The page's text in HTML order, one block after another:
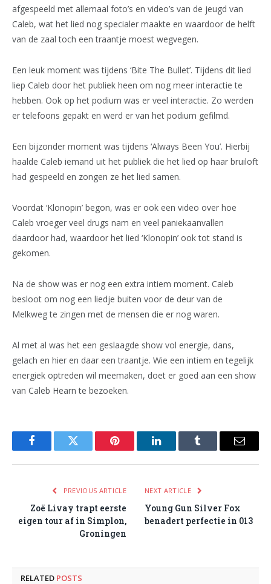
afgespeeld met allemaal foto’s en video’s van de jeugd van
Caleb, wat het lied nog specialer maakte en waardoor de helft
van de zaal toch een traantje moest wegvegen.
Een leuk moment was tijdens ‘Bite The Bullet’. Tijdens dit lied
liep Caleb door het publiek heen om nog meer interactie te
hebben. Ook op het podium was er veel interactie. Zo werden
er telefoons gepakt en werd er van het podium gefilmd.
Een bijzonder moment was tijdens ‘Always Been You’. Hierbij
haalde Caleb iemand uit het publiek die het lied op haar bruiloft
had gespeeld en zongen ze het lied samen.
Voordat ‘Klonopin’ begon, was er ook een video over hoe
Caleb vroeger veel drugs nam en veel paniekaanvallen
daardoor had, waardoor het lied ‘Klonopin’ ook tot stand is
gekomen.
Na de show was er nog een extra intiem moment. Caleb
besloot om nog een liedje buiten voor de deur van de
Melkweg te zingen met de mensen die er nog waren.
Al met al was het een geslaagde show vol energie, dans,
gelach en hier en daar een traantje. Wie een intiem en tegelijk
energiek optreden wil meemaken, doet er goed aan een show
van Caleb Hearn te bezoeken.
FacebookTwitter Pinterest LinkedInTumblr Email
PREVIOUS ARTICLE
Zoë Livay trapt eerste
eigen tour af in Simplon,
Groningen
NEXT ARTICLE
Young Gun Silver Fox
benadert perfectie in 013
RELATED POSTS